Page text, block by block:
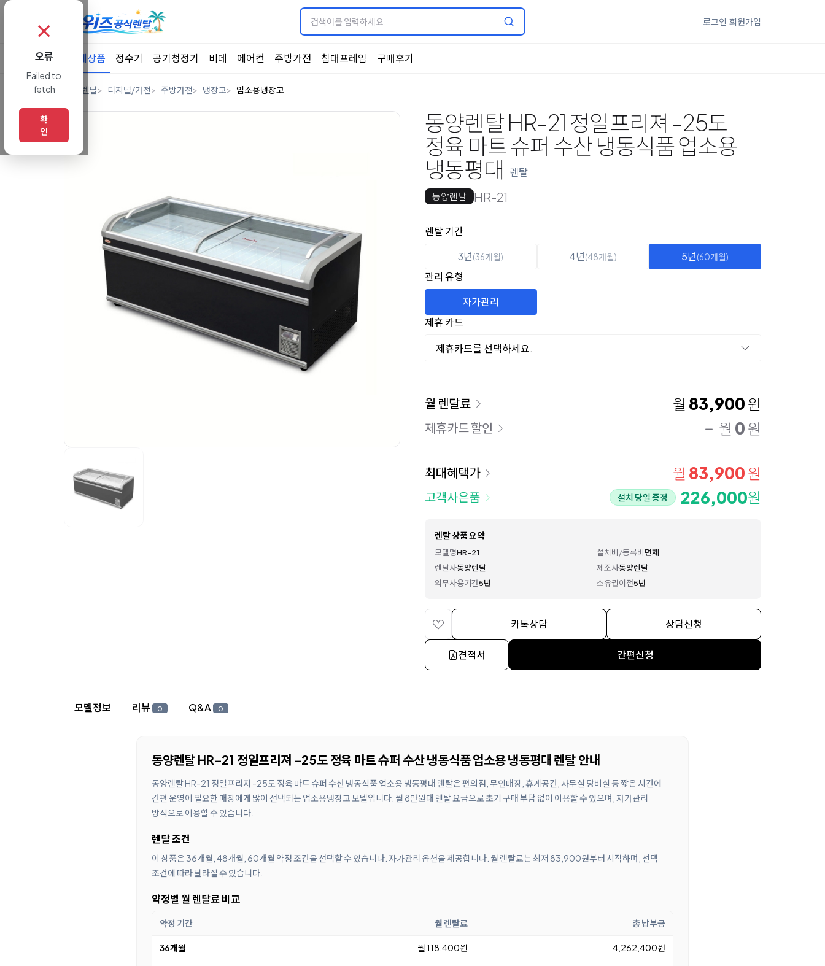
로그인 회원가입
전체상품 정수기 공기청정기 비데 에어컨 주방가전 침대프레임 구매후기
렌탈 디지털/가전 주방가전 냉장고 업소용냉장고
동양렌탈 HR-21 정일프리져 -25도
정육 마트 슈퍼 수산 냉동식품 업소용
냉동평대
렌탈
동양렌탈 HR-21
옵션 선택
렌탈 선택
렌탈 기간
3년(36개월) 4년(48개월) 5년(60개월)
관리 유형
자가관리
제휴 카드
제휴카드를 선택하세요.
이용 요금
월 렌탈료 월 83,900 원
제휴카드 할인 월 0 원
최대혜택가 월 83,900 원
고객사은품 설치 당일 증정 226,000원
렌탈 상품 요약
모델명HR-21 설치비/등록비면제
렌탈사동양렌탈 제조사동양렌탈
의무사용기간5년 소유권이전5년
카톡상담 상담신청
견적서 간편신청
상세 정보
모델정보 리뷰 0 Q&A 0
동양렌탈 HR-21 정일프리져 -25도 정육 마트 슈퍼 수산 냉동식품 업소용 냉동평대 렌탈 안내
동양렌탈 HR-21 정일프리져 -25도 정육 마트 슈퍼 수산 냉동식품 업소용 냉동평대 렌탈은 편의점, 무인매장, 휴게공간, 사무실 탕비실 등 짧은 시간에
간편 운영이 필요한 매장에게 많이 선택되는 업소용냉장고 모델입니다. 월 8만원대 렌탈 요금으로 초기 구매 부담 없이 이용할 수 있으며, 자가관리
방식으로 이용할 수 있습니다.
렌탈 조건
이 상품은 36개월, 48개월, 60개월 약정 조건을 선택할 수 있습니다. 자가관리 옵션을 제공합니다. 월 렌탈료는 최저 83,900원부터 시작하며, 선택
조건에 따라 달라질 수 있습니다.
약정별 월 렌탈료 비교
약정 기간 월 렌탈료 총 납부금
36개월 월 118,400원 4,262,400원
✗
오류
Failed to
fetch
확
인